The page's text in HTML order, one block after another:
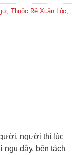
Thuốc Rê Xuân Lộc
người thì lúc
ngủ dậy, bên tách